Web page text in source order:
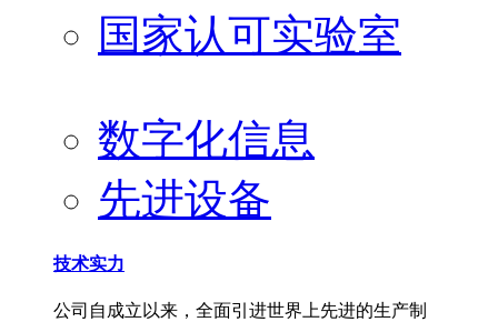
国家认可实验室
数字化信息
先进设备
技术实力
公司自成立以来，全面引进世界上先进的生产制